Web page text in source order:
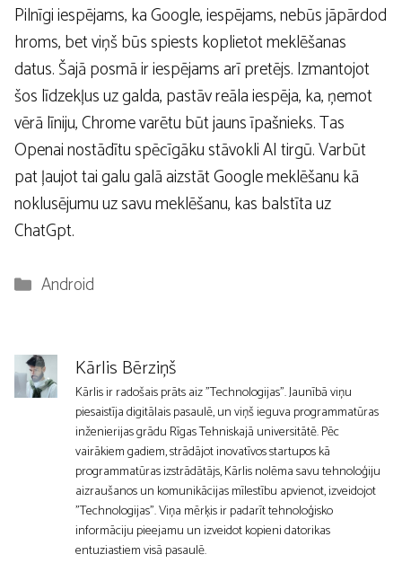
Pilnīgi iespējams, ka Google, iespējams, nebūs jāpārdod
hroms, bet viņš būs spiests koplietot meklēšanas
datus. Šajā posmā ir iespējams arī pretējs. Izmantojot
šos līdzekļus uz galda, pastāv reāla iespēja, ka, ņemot
vērā līniju, Chrome varētu būt jauns īpašnieks. Tas
Openai nostādītu spēcīgāku stāvokli AI tirgū. Varbūt
pat ļaujot tai galu galā aizstāt Google meklēšanu kā
noklusējumu uz savu meklēšanu, kas balstīta uz
ChatGpt.
Kategorijas
Android
Kārlis Bērziņš
Kārlis ir radošais prāts aiz "Technologijas". Jaunībā viņu
piesaistīja digitālais pasaulē, un viņš ieguva programmatūras
inženierijas grādu Rīgas Tehniskajā universitātē. Pēc
vairākiem gadiem, strādājot inovatīvos startupos kā
programmatūras izstrādātājs, Kārlis nolēma savu tehnoloģiju
aizraušanos un komunikācijas mīlestību apvienot, izveidojot
"Technologijas". Viņa mērķis ir padarīt tehnoloģisko
informāciju pieejamu un izveidot kopieni datorikas
entuziastiem visā pasaulē.